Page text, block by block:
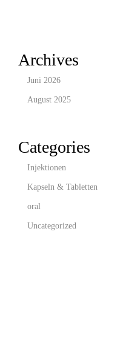
Archives
Juni 2026
August 2025
Categories
Injektionen
Kapseln & Tabletten
oral
Uncategorized